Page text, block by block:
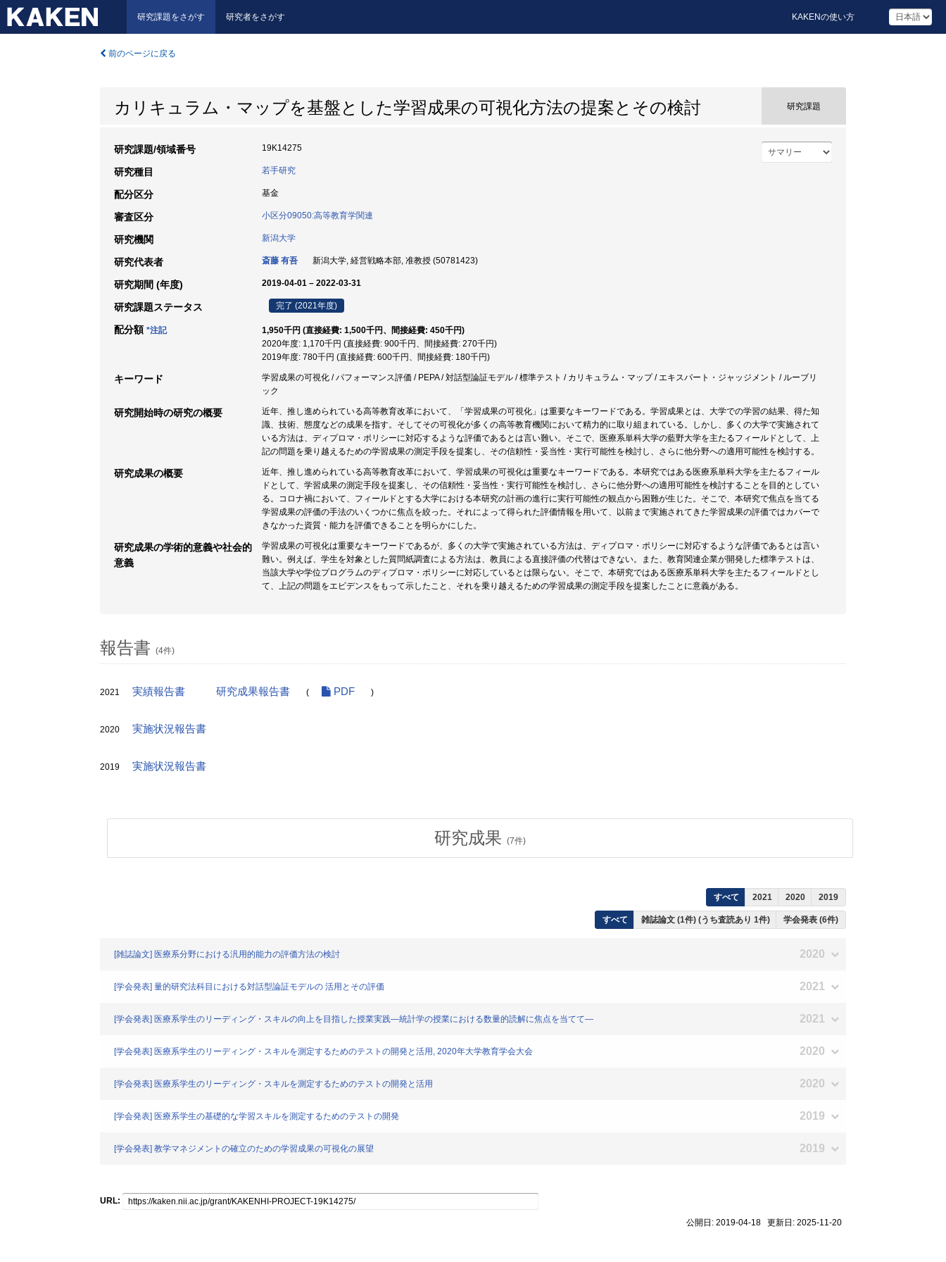
研究課題をさがす 研究者をさがす KAKENの使い方
前のページに戻る
カリキュラム・マップを基盤とした学習成果の可視化方法の提案とその検討 研究課題
研究課題/領域番号 19K14275
研究種目 若手研究
配分区分 基金
審査区分 小区分09050:高等教育学関連
研究機関 新潟大学
研究代表者 斎藤 有吾 新潟大学, 経営戦略本部, 准教授 (50781423)
研究期間 (年度) 2019-04-01 – 2022-03-31
研究課題ステータス 完了 (2021年度)
配分額 *注記
1,950千円 (直接経費: 1,500千円、間接経費: 450千円)
2020年度: 1,170千円 (直接経費: 900千円、間接経費: 270千円)
2019年度: 780千円 (直接経費: 600千円、間接経費: 180千円)
キーワード
学習成果の可視化 / パフォーマンス評価 / PEPA / 対話型論証モデル / 標準テスト / カリキュラム・マップ / エキスパート・ジャッジメント / ルーブリ
ック
研究開始時の研究の概要
近年、推し進められている高等教育改革において、「学習成果の可視化」は重要なキーワードである。学習成果とは、大学での学習の結果、得た知
識、技術、態度などの成果を指す。そしてその可視化が多くの高等教育機関において精力的に取り組まれている。しかし、多くの大学で実施されて
いる方法は、ディプロマ・ポリシーに対応するような評価であるとは言い難い。そこで、医療系単科大学の藍野大学を主たるフィールドとして、上
記の問題を乗り越えるための学習成果の測定手段を提案し、その信頼性・妥当性・実行可能性を検討し、さらに他分野への適用可能性を検討する。
研究成果の概要
近年、推し進められている高等教育改革において、学習成果の可視化は重要なキーワードである。本研究ではある医療系単科大学を主たるフィール
ドとして、学習成果の測定手段を提案し、その信頼性・妥当性・実行可能性を検討し、さらに他分野への適用可能性を検討することを目的としてい
る。コロナ禍において、フィールドとする大学における本研究の計画の進行に実行可能性の観点から困難が生じた。そこで、本研究で焦点を当てる
学習成果の評価の手法のいくつかに焦点を絞った。それによって得られた評価情報を用いて、以前まで実施されてきた学習成果の評価ではカバーで
きなかった資質・能力を評価できることを明らかにした。
研究成果の学術的意義や社会的
意義
学習成果の可視化は重要なキーワードであるが、多くの大学で実施されている方法は、ディプロマ・ポリシーに対応するような評価であるとは言い
難い。例えば、学生を対象とした質問紙調査による方法は、教員による直接評価の代替はできない。また、教育関連企業が開発した標準テストは、
当該大学や学位プログラムのディプロマ・ポリシーに対応しているとは限らない。そこで、本研究ではある医療系単科大学を主たるフィールドとし
て、上記の問題をエビデンスをもって示したこと、それを乗り越えるための学習成果の測定手段を提案したことに意義がある。
報告書 (4件)
2021 実績報告書 研究成果報告書 ( PDF )
2020 実施状況報告書
2019 実施状況報告書
研究成果 (7件)
すべて 2021 2020 2019
すべて 雑誌論文 (1件) (うち査読あり 1件) 学会発表 (6件)
[雑誌論文] 医療系分野における汎用的能力の評価方法の検討 2020
[学会発表] 量的研究法科目における対話型論証モデルの 活用とその評価 2021
[学会発表] 医療系学生のリーディング・スキルの向上を目指した授業実践―統計学の授業における数量的読解に焦点を当てて― 2021
[学会発表] 医療系学生のリーディング・スキルを測定するためのテストの開発と活用, 2020年大学教育学会大会 2020
[学会発表] 医療系学生のリーディング・スキルを測定するためのテストの開発と活用 2020
[学会発表] 医療系学生の基礎的な学習スキルを測定するためのテストの開発 2019
[学会発表] 教学マネジメントの確立のための学習成果の可視化の展望 2019
URL:
公開日: 2019-04-18 更新日: 2025-11-20